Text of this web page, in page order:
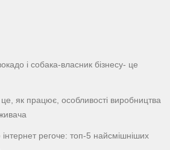
і собака-власник бізнесу- це
як працює, особливості виробництва
регоче: топ-5 найсмішніших